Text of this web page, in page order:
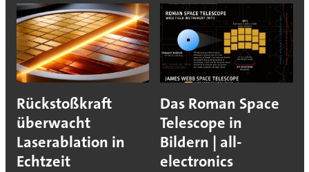
Rückstoßkraft
überwacht
Laserablation in
Echtzeit
Das Roman Space
Telescope in
Bildern | all-
electronics